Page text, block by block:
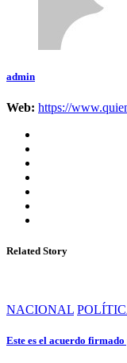
admin
Web: https://
Related Story
NACIONAL
Este es el acuerdo